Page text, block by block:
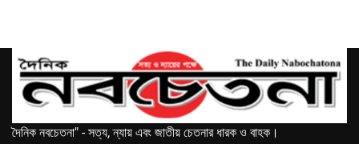
দৈনিক নবচেতনা" - সত্য, ন্যায় এবং জাতীয় চেতনার ধারক ও বাহক।